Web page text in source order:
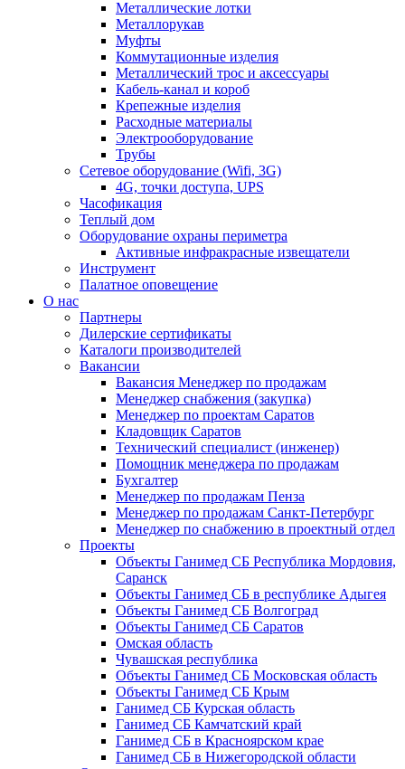
Металлические лотки
Металлорукав
Муфты
Коммутационные изделия
Металлический трос и аксессуары
Кабель-канал и короб
Крепежные изделия
Расходные материалы
Электрооборудование
Трубы
Сетевое оборудование (Wifi, 3G)
4G, точки доступа, UPS
Часофикация
Теплый дом
Оборудование охраны периметра
Активные инфракрасные извещатели
Инструмент
Палатное оповещение
О нас
Партнеры
Дилерские сертификаты
Каталоги производителей
Вакансии
Вакансия Менеджер по продажам
Менеджер снабжения (закупка)
Менеджер по проектам Саратов
Кладовщик Саратов
Технический специалист (инженер)
Помощник менеджера по продажам
Бухгалтер
Менеджер по продажам Пенза
Менеджер по продажам Санкт-Петербург
Менеджер по снабжению в проектный отдел
Проекты
Объекты Ганимед СБ Республика Мордовия,
Саранск
Объекты Ганимед СБ в республике Адыгея
Объекты Ганимед СБ Волгоград
Объекты Ганимед СБ Саратов
Омская область
Чувашская республика
Объекты Ганимед СБ Московская область
Объекты Ганимед СБ Крым
Ганимед СБ Курская область
Ганимед СБ Камчатский край
Ганимед СБ в Красноярском крае
Ганимед СБ в Нижегородской области